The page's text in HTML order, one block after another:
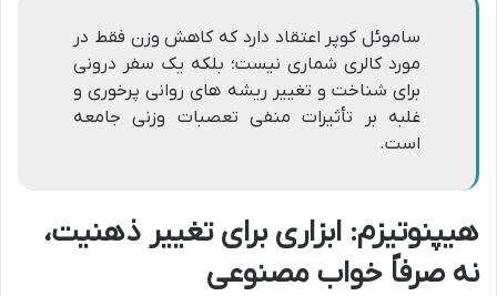
ساموئل کوپر اعتقاد دارد که کاهش وزن فقط در
مورد کالری شماری نیست؛ بلکه یک سفر درونی
برای شناخت و تغییر ریشه های روانی پرخوری و
غلبه بر تأثیرات منفی تعصبات وزنی جامعه
است.
هیپنوتیزم: ابزاری برای تغییر ذهنیت،
نه صرفاً خواب مصنوعی